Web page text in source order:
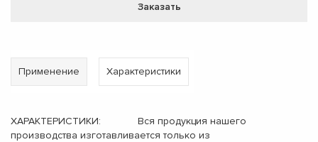
Заказать
Применение Характеристики
ХАРАКТЕРИСТИКИ: Вся продукция нашего
производства изготавливается только из